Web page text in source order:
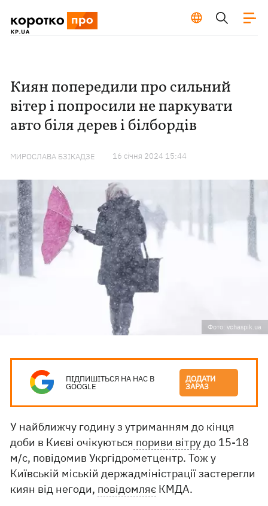
Киян попередили про сильний
вітер і попросили не паркувати
авто біля дерев і білбордів
МИРОСЛАВА БЗІКАДЗЕ 16 сiчня 2024 15:44
Фото: vchaspik.ua
ПІДПИШІТЬСЯ НА НАС В
GOOGLE
ДОДАТИ
ЗАРАЗ
У найближчу годину з утриманням до кінця
доби в Києві очікуються пориви вітрудо 15-18
м/с, повідомив Укргідрометцентр. Тож у
Київській міській держадміністрації застерегли
киян від негоди, повідомляє КМДА.